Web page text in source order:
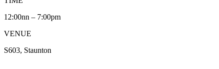
12:00nn – 7:00pm
VENUE
S603, Staunton